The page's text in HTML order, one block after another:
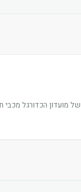
מועדון הכדורגל מכבי